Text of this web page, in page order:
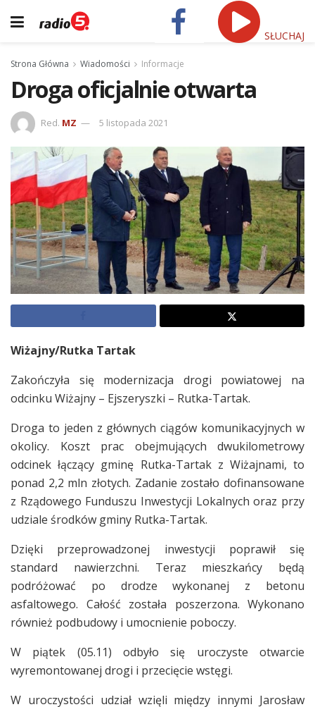
SŁUCHAJ
Strona Główna Wiadomości Informacje
Droga oficjalnie otwarta
Red. MZ 5 listopada 2021
Wiżajny/Rutka Tartak
Zakończyła się modernizacja drogi powiatowej na
odcinku Wiżajny – Ejszeryszki – Rutka-Tartak.
Droga to jeden z głównych ciągów komunikacyjnych w
okolicy. Koszt prac obejmujących dwukilometrowy
odcinek łączący gminę Rutka-Tartak z Wiżajnami, to
ponad 2,2 mln złotych. Zadanie zostało dofinansowane
z Rządowego Funduszu Inwestycji Lokalnych oraz przy
udziale środków gminy Rutka-Tartak.
Dzięki przeprowadzonej inwestycji poprawił się
standard nawierzchni. Teraz mieszkańcy będą
podróżować po drodze wykonanej z betonu
asfaltowego. Całość została poszerzona. Wykonano
również podbudowy i umocnienie poboczy.
W piątek (05.11) odbyło się uroczyste otwarcie
wyremontowanej drogi i przecięcie wstęgi.
W uroczystości udział wzięli między innymi Jarosław